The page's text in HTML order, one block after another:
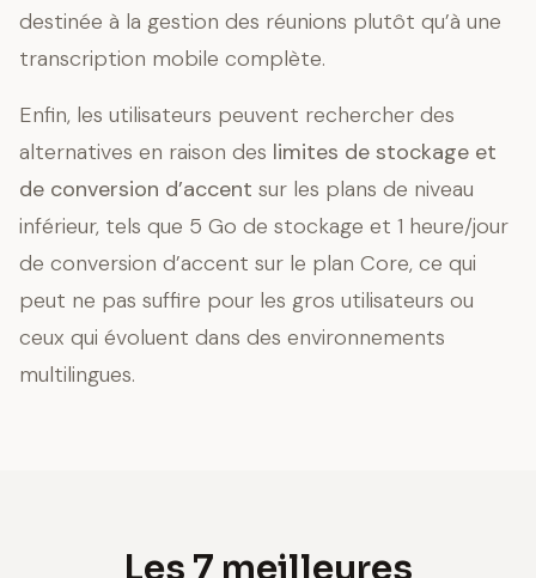
destinée à la gestion des réunions plutôt qu’à une
transcription mobile complète.
Enfin, les utilisateurs peuvent rechercher des
alternatives en raison des limites de stockage et
de conversion d’accent sur les plans de niveau
inférieur, tels que 5 Go de stockage et 1 heure/jour
de conversion d’accent sur le plan Core, ce qui
peut ne pas suffire pour les gros utilisateurs ou
ceux qui évoluent dans des environnements
multilingues.
Les 7 meilleures